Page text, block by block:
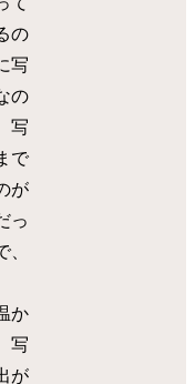
の
写
の
写
で
が
っ
か
写
が